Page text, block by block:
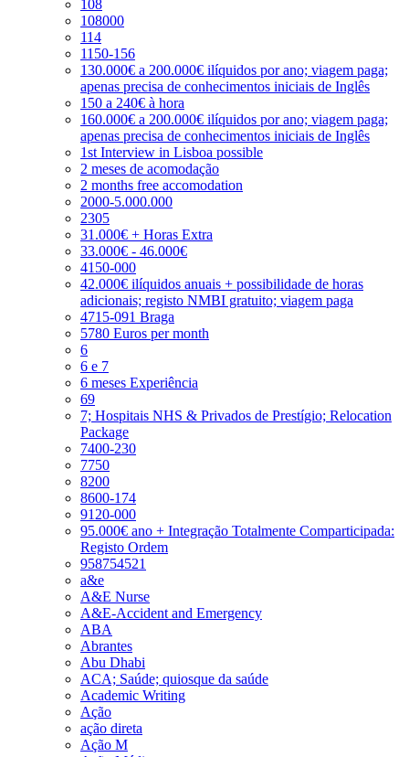
108
108000
114
1150-156
130.000€ a 200.000€ ilíquidos por ano; viagem paga;
apenas precisa de conhecimentos iniciais de Inglês
150 a 240€ à hora
160.000€ a 200.000€ ilíquidos por ano; viagem paga;
apenas precisa de conhecimentos iniciais de Inglês
1st Interview in Lisboa possible
2 meses de acomodação
2 months free accomodation
2000-5.000.000
2305
31.000€ + Horas Extra
33.000€ - 46.000€
4150-000
42.000€ ilíquidos anuais + possibilidade de horas
adicionais; registo NMBI gratuito; viagem paga
4715-091 Braga
5780 Euros per month
6
6 e 7
6 meses Experiência
69
7; Hospitais NHS & Privados de Prestígio; Relocation
Package
7400-230
7750
8200
8600-174
9120-000
95.000€ ano + Integração Totalmente Comparticipada:
Registo Ordem
958754521
a&e
A&E Nurse
A&E-Accident and Emergency
ABA
Abrantes
Abu Dhabi
ACA; Saúde; quiosque da saúde
Academic Writing
Ação
ação direta
Ação M